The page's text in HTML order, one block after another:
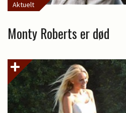
Aktuelt
Monty Roberts er død